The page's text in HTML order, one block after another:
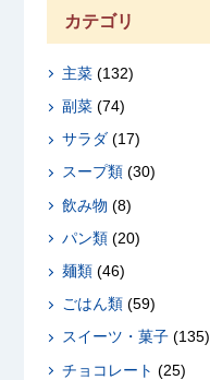
カテゴリ
主菜(132)
副菜(74)
サラダ(17)
スープ類(30)
飲み物 (8)
パン類(20)
麺類(46)
ごはん類(59)
スイーツ・菓子(135)
チョコレート (25)